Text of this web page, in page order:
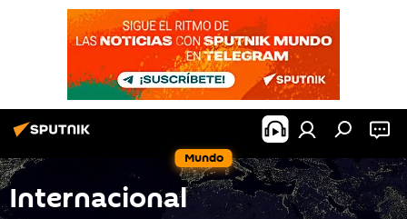
Mundo
Internacional